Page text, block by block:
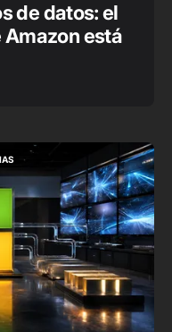
de datos: el
está